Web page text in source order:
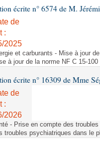
écrite n° 6574 de M.
de
:
2025
et carburants - Mise à jour
à jour de la norme NF C 15-
écrite n° 16309 de Mme
de
:
2026
- Prise en compte des
troubles psychiatriques dans le